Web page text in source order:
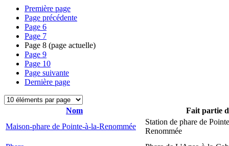
Première page
Page précédente
Page 6
Page 7
Page 8 (page actuelle)
Page 9
Page 10
Page suivante
Dernière page
Nom
Fait partie
Maison-phare de Pointe-à-la-Renommée
Station de phare de
Renommée